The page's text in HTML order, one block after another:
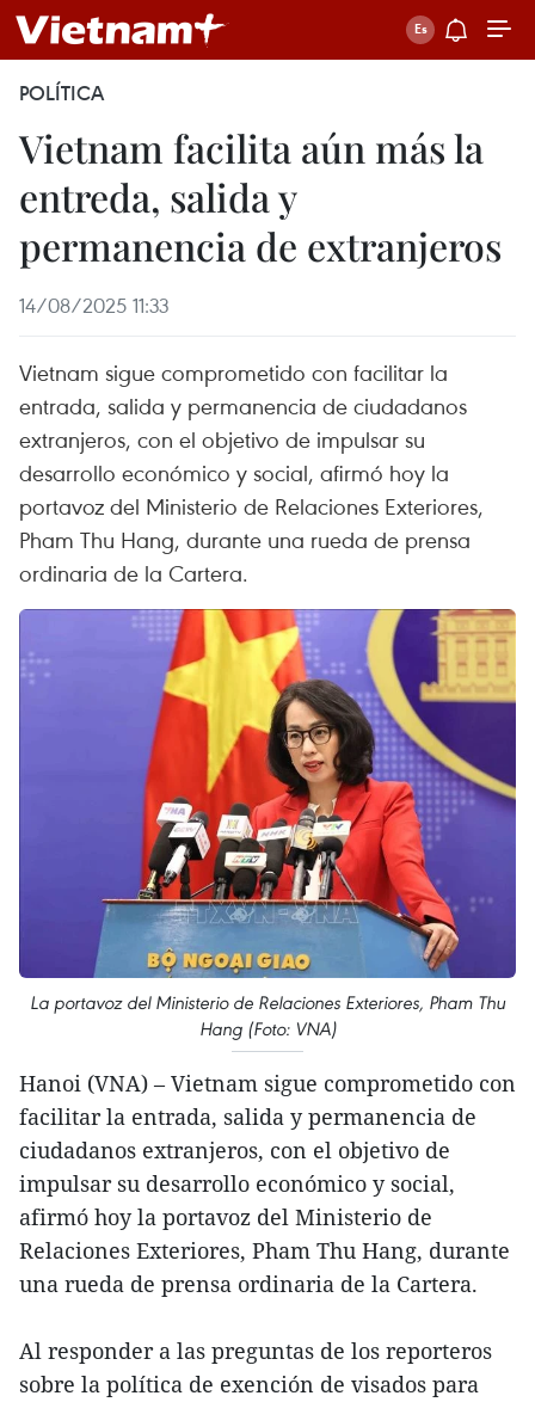
POLÍTICA
Vietnam facilita aún más la
entreda, salida y
permanencia de extranjeros
14/08/2025 11:33
Vietnam sigue comprometido con facilitar la
entrada, salida y permanencia de ciudadanos
extranjeros, con el objetivo de impulsar su
desarrollo económico y social, afirmó hoy la
portavoz del Ministerio de Relaciones Exteriores,
Pham Thu Hang, durante una rueda de prensa
ordinaria de la Cartera.
La portavoz del Ministerio de Relaciones Exteriores, Pham Thu
Hang (Foto: VNA)
Hanoi (VNA) – Vietnam sigue comprometido con
facilitar la entrada, salida y permanencia de
ciudadanos extranjeros, con el objetivo de
impulsar su desarrollo económico y social,
afirmó hoy la portavoz del Ministerio de
Relaciones Exteriores, Pham Thu Hang, durante
una rueda de prensa ordinaria de la Cartera.
Al responder a las preguntas de los reporteros
sobre la política de exención de visados para